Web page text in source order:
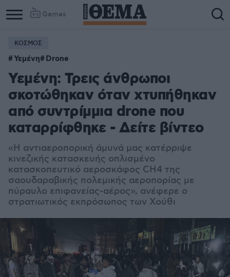
Games
ΚΟΣΜΟΣ
Υεμένη Drone
Υεμένη: Τρεις άνθρωποι
σκοτώθηκαν όταν χτυπήθηκαν
από συντρίμμια drone που
καταρρίφθηκε - Δείτε βίντεο
«Η αντιαεροπορική άμυνά μας κατέρριψε
κινεζικής κατασκευής οπλισμένο
κατασκοπευτικό αεροσκάφος CH4 της
σαουδαραβικής πολεμικής αεροπορίας με
πύραυλο επιφανείας-αέρος», ανέφερε ο
στρατιωτικός εκπρόσωπος των Χούθι